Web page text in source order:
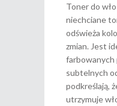
Toner do
niechciane
odświeża
zmian. Jest
farbowanych
subtelnych
podkreślają,
utrzymuje